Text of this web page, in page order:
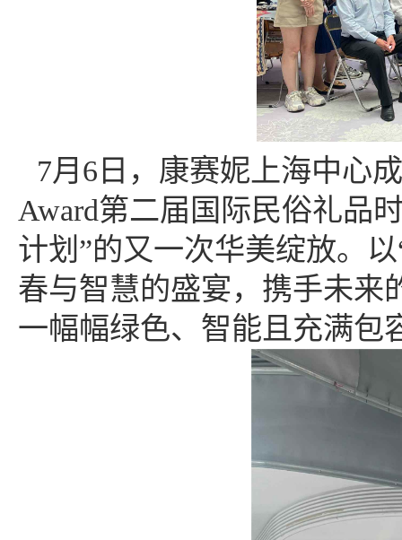
7月6日，康赛妮上海中心
Award第二届国际民俗礼品
计划”的又一次华美绽放。以
春与智慧的盛宴，携手未来
一幅幅绿色、智能且充满包